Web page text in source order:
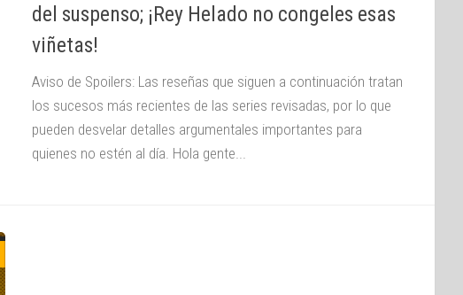
del suspenso; ¡Rey Helado no congeles esas
viñetas!
Aviso de Spoilers: Las reseñas que siguen a continuación tratan
los sucesos más recientes de las series revisadas, por lo que
pueden desvelar detalles argumentales importantes para
quienes no estén al día. Hola gente...